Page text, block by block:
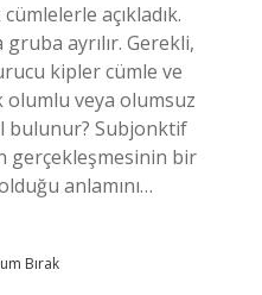
açıkladık.
ayrılır. Gerekli,
kipler cümle ve
olumlu veya olumsuz
bulunur? Subjonktif
gerçekleşmesinin bir
anlamını…
Bırak